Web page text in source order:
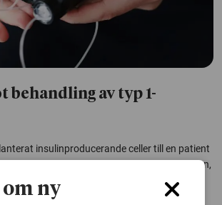
behandling av typ 1-
insulinproducerande celler till en patient
visar att cellerna kan överleva i kroppen,
en framtida bot mot sjukdomen.
om ny